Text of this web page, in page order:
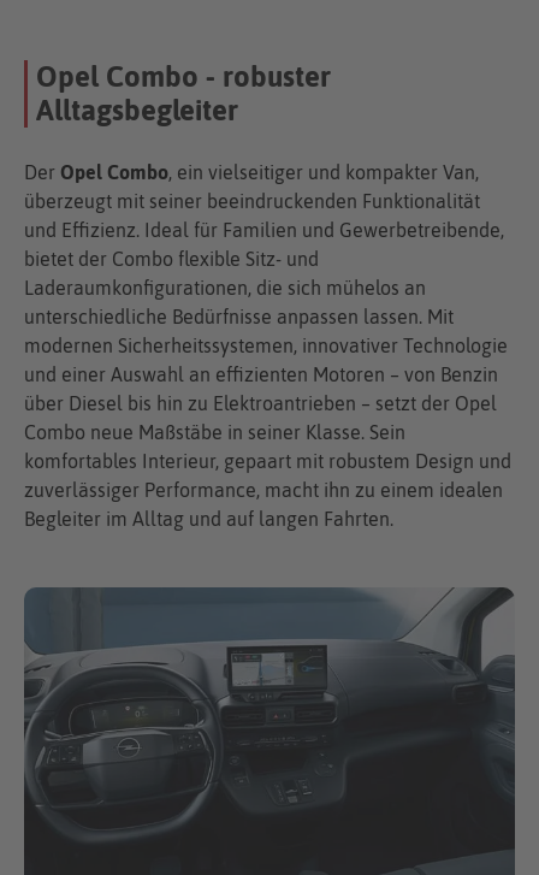
Opel Combo - robuster
Alltagsbegleiter
Der Opel Combo, ein vielseitiger und kompakter Van,
überzeugt mit seiner beeindruckenden Funktionalität
und Effizienz. Ideal für Familien und Gewerbetreibende,
bietet der Combo flexible Sitz- und
Laderaumkonfigurationen, die sich mühelos an
unterschiedliche Bedürfnisse anpassen lassen. Mit
modernen Sicherheitssystemen, innovativer Technologie
und einer Auswahl an effizienten Motoren – von Benzin
über Diesel bis hin zu Elektroantrieben – setzt der Opel
Combo neue Maßstäbe in seiner Klasse. Sein
komfortables Interieur, gepaart mit robustem Design und
zuverlässiger Performance, macht ihn zu einem idealen
Begleiter im Alltag und auf langen Fahrten.